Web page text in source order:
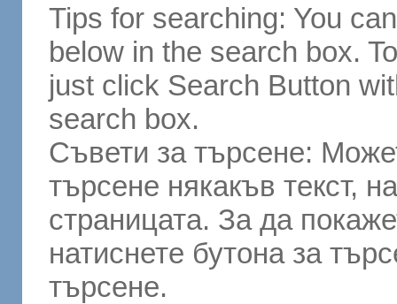
Tips for searching: You
below in the search box.
just click Search Button
search box.
Съвети за търсене:
търсене някакъв текст,
страницата. За да
натиснете бутона за
търсене.